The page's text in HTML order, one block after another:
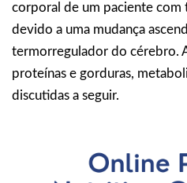
corporal de um paciente com
devido a uma mudança
termorregulador do cérebro.
proteínas e gorduras,
discutidas a seguir.